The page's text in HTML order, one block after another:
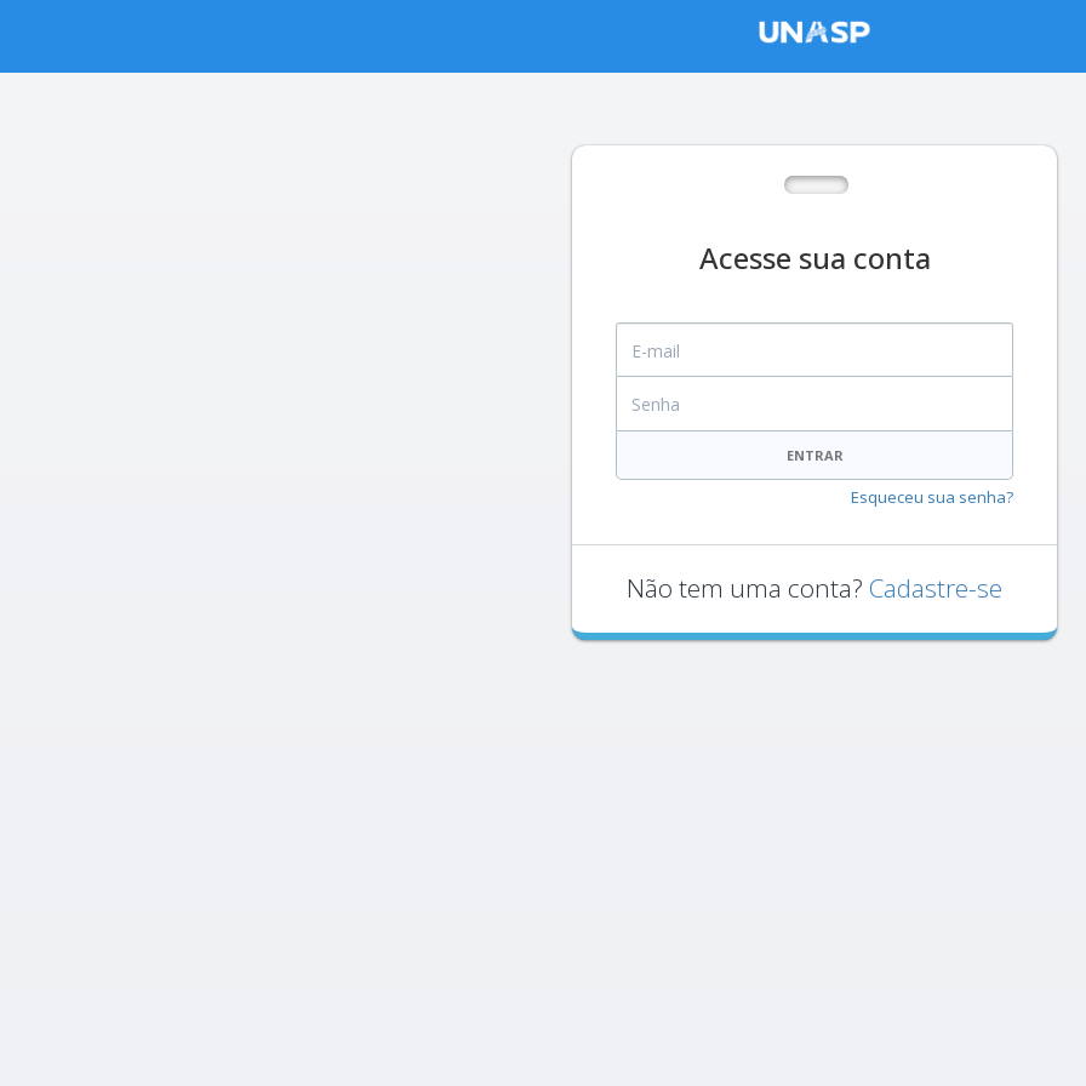
Acesse sua conta
E-mail
ENTRAR
Esqueceu sua senha?
Não tem uma conta? Cadastre-se